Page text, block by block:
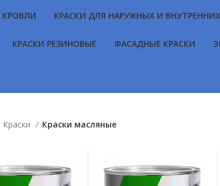
КРОВЛИ КРАСКИ ДЛЯ НАРУЖНЫХ И
КРАСКИ РЕЗИНОВЫЕ ФАСАДНЫЕ КРАСКИ
Краски Краски масляные